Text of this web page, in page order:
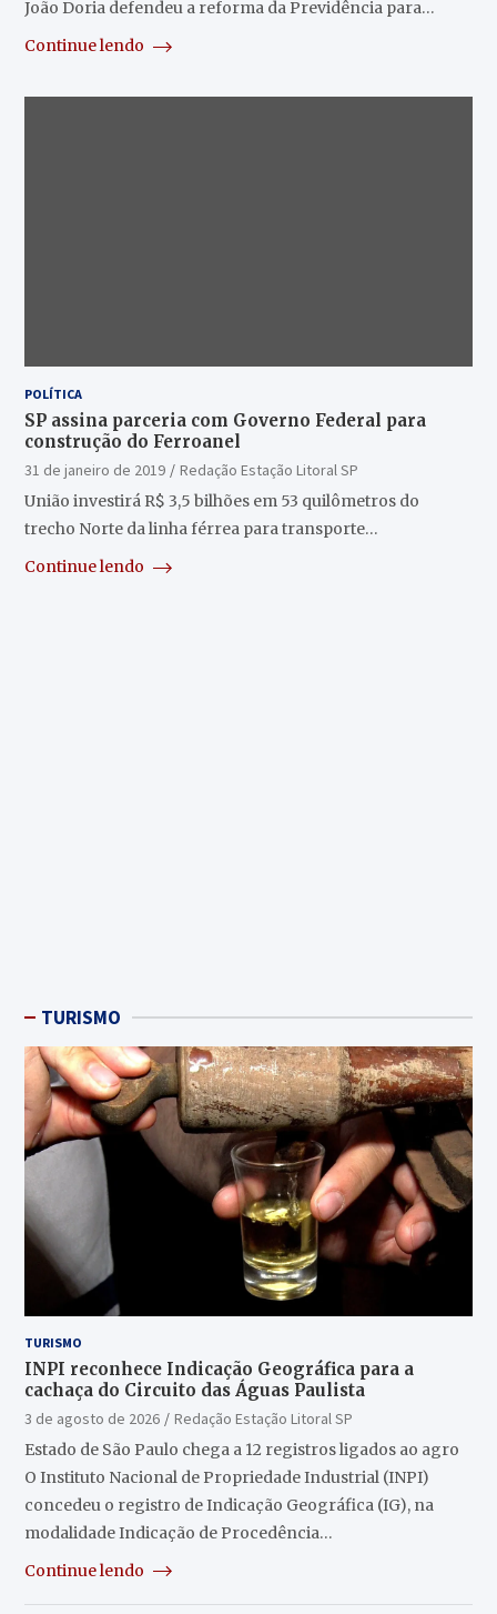
João Doria defendeu a reforma da Previdência para…
Continue lendo
POLÍTICA
SP assina parceria com Governo Federal para
construção do Ferroanel
31 de janeiro de 2019
Redação Estação Litoral SP
União investirá R$ 3,5 bilhões em 53 quilômetros do
trecho Norte da linha férrea para transporte…
Continue lendo
TURISMO
TURISMO
INPI reconhece Indicação Geográfica para a
cachaça do Circuito das Águas Paulista
3 de agosto de 2026
Redação Estação Litoral SP
Estado de São Paulo chega a 12 registros ligados ao agro
O Instituto Nacional de Propriedade Industrial (INPI)
concedeu o registro de Indicação Geográfica (IG), na
modalidade Indicação de Procedência…
Continue lendo